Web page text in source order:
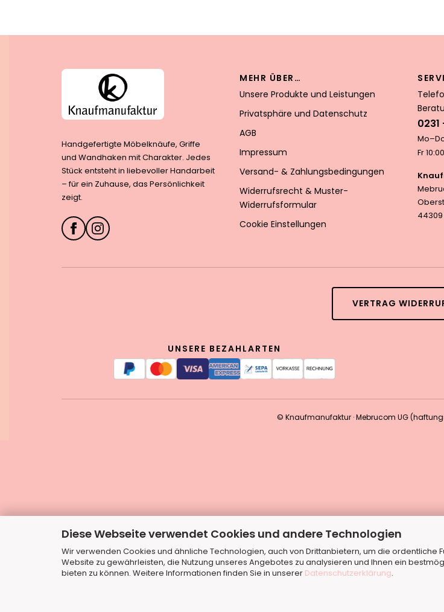
Diese Webseite verwendet Cookies und andere Technologien
Wir verwenden Cookies und ähnliche Technologien, auch von Drittanbietern, um die ordentliche
Website zu gewährleisten, die Nutzung unseres Angebotes zu analysieren und Ihnen ein
bieten zu können. Weitere Informationen finden Sie in unserer Datenschutzerklärung.
Handgefertigte Möbelknäufe, Griffe
und Wandhaken mit Charakter. Jedes
Stück entsteht in liebevoller Handarbeit
– für ein Zuhause, das Persönlichkeit
zeigt.
MEHR ÜBER…
Unsere Produkte und Leistungen
Privatsphäre und Datenschutz
AGB
Impressum
Versand- & Zahlungsbedingungen
Widerrufsrecht & Muster-
Widerrufsformular
Cookie Einstellungen
0231
Fr
VERTRAG
UNSERE BEZAHLARTEN
© Knaufmanufaktur · Mebrucom UG